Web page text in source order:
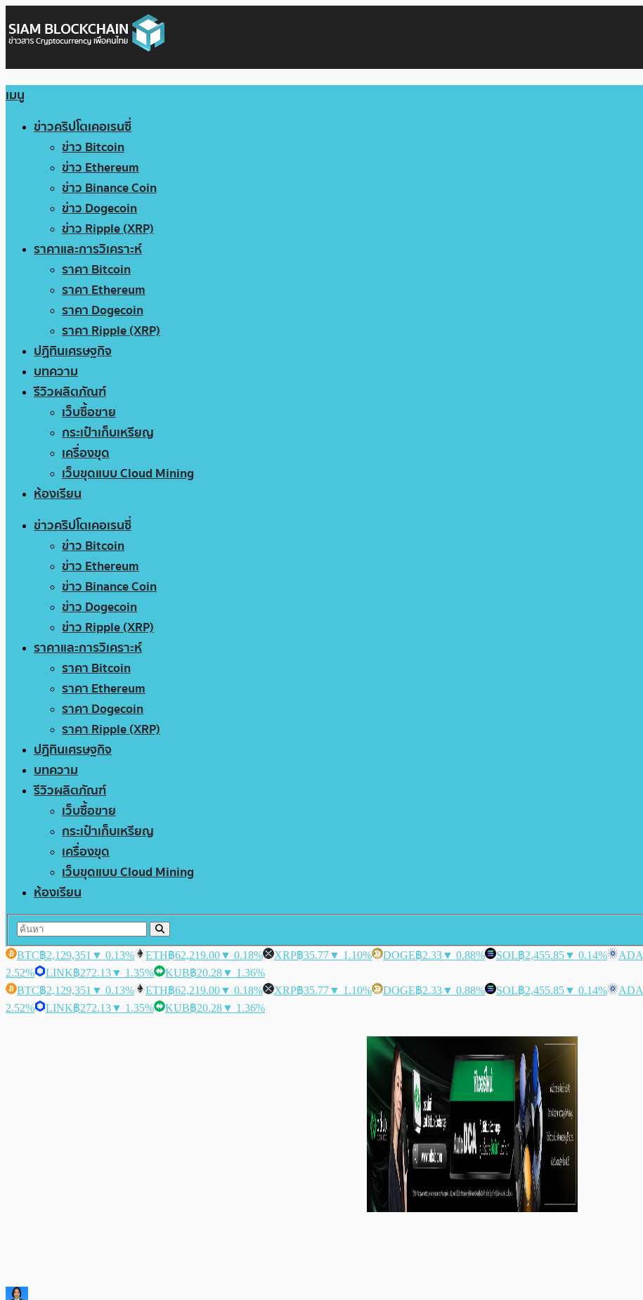
เมนู
ข่าวคริปโตเคอเรนซี่
ข่าว Bitcoin
ข่าว Ethereum
ข่าว Binance Coin
ข่าว Dogecoin
ข่าว Ripple (XRP)
ราคาและการวิเคราะห์
ราคา Bitcoin
ราคา Ethereum
ราคา Dogecoin
ราคา Ripple (XRP)
ปฏิทินเศรษฐกิจ
บทความ
รีวิวผลิตภัณฑ์
เว็บซื้อขาย
กระเป๋าเก็บเหรียญ
เครื่องขุด
เว็บขุดแบบ Cloud Mining
ห้องเรียน
ข่าวคริปโตเคอเรนซี่
ข่าว Bitcoin
ข่าว Ethereum
ข่าว Binance Coin
ข่าว Dogecoin
ข่าว Ripple (XRP)
ราคาและการวิเคราะห์
ราคา Bitcoin
ราคา Ethereum
ราคา Dogecoin
ราคา Ripple (XRP)
ปฏิทินเศรษฐกิจ
บทความ
รีวิวผลิตภัณฑ์
เว็บซื้อขาย
กระเป๋าเก็บเหรียญ
เครื่องขุด
เว็บขุดแบบ Cloud Mining
ห้องเรียน
BTC฿2,129,351 ▼ 0.13% ETH฿62,219.00▼ 0.18% XRP฿35.77▼ 1.10% DOGE฿2.33▼ 0.88% SOL฿2,455.85▼ 0.14% ADA
2.52%
LINK฿272.13▼ 1.35% KUB฿20.28▼ 1.36%
BTC฿2,129,351 ▼ 0.13% ETH฿62,219.00▼ 0.18% XRP฿35.77▼ 1.10% DOGE฿2.33▼ 0.88% SOL฿2,455.85▼ 0.14% ADA
2.52%
LINK฿272.13▼ 1.35% KUB฿20.28▼ 1.36%